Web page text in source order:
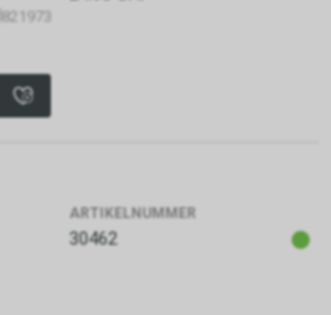
821973371948
ARTIKELNUMMER
30462